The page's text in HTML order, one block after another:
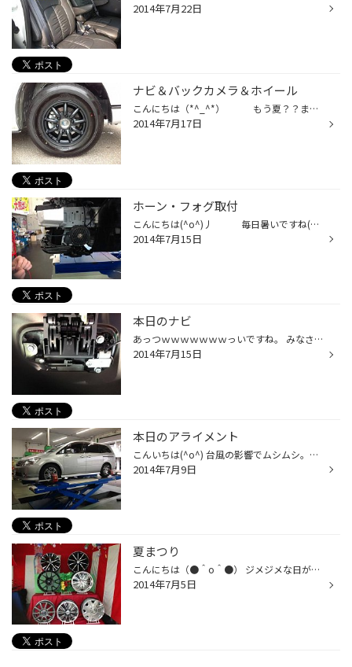
2014年7月22日
ナビ＆バックカメラ＆ホイール
こんにちは（*^_^*） もう夏？？まだ？？ という毎日ですね ハイエースにナビゲーション バックカメラ ホイール 取付です。 ハイエースなどロングボディー車には、バックカメラが必需品ですね！！！ 安心ですね(*^。^*) もう少しで夏休みですから、子供たちがいっぱいいますので、ﾊﾞｯｸｶﾒﾗ...
2014年7月17日
ホーン・フォグ取付
こんにちは(^o^)丿 毎日暑いですね(・.・;) 台風の影響もなく過ぎてよかったですね（*^_^*） 本日はフィルダーにホーン＆フォグの取付です バンパーを外して取り付けますよ。 丁寧に丁寧にｗｗｗ
2014年7月15日
本日のナビ
あっつｗｗｗｗｗｗｗっいですね。 みなさん体調くずしてないですか？？ 外中気温差が激しいので気を付けて下さいね。 さて今日は、スズキのハスラーです。 取付風景をご紹介します。 内パネルを外して・・・・ 線をあちこちからみえないように通して・・・ ナビゲーション （サイバーナビ） スピ...
2014年7月15日
本日のアライメント
こんいちは(^o^) 台風の影響でムシムシ。じめじめ (o´Д`)=з 気温も高いですね 熱中症に気を付けてくださいね。 さて、本日のアライメント調整は、プレサージュです。 車の骨盤調整して、歪みすっきり(^o^)丿 翌日遊びに来てくれたお客様も ハンドリングの良さに驚いて喜んでいただきました ＼（...
2014年7月9日
夏まつり
こんにちは（●＾o＾●） ジメジメな日が続いていますね(>_
2014年7月5日